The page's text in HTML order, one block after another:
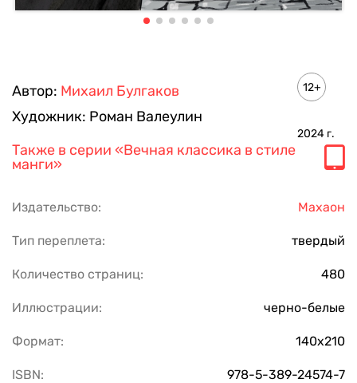
Автор: Михаил Булгаков
Художник: Роман Валеулин
12+
2024 г.
Также в серии «Вечная классика в стиле
манги»
Издательство: Махаон
Тип переплета: твердый
Количество страниц: 480
Иллюстрации: черно-белые
Формат: 140х210
ISBN: 978-5-389-24574-7